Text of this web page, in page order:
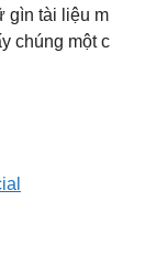
gìn tài liệu m
chúng một c